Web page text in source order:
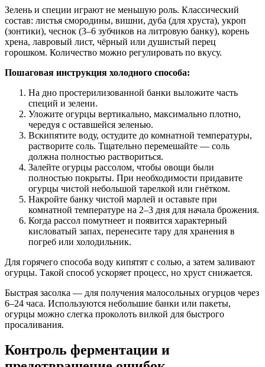
Зелень и специи играют не меньшую роль. Классический
состав: листья смородины, вишни, дуба (для хруста), укроп
(зонтики), чеснок (3–6 зубчиков на литровую банку), корень
хрена, лавровый лист, чёрный или душистый перец
горошком. Количество можно регулировать по вкусу.
Пошаговая инструкция холодного способа:
На дно простерилизованной банки выложите часть
специй и зелени.
Уложите огурцы вертикально, максимально плотно,
чередуя с оставшейся зеленью.
Вскипятите воду, остудите до комнатной температуры,
растворите соль. Тщательно перемешайте — соль
должна полностью раствориться.
Залейте огурцы рассолом, чтобы овощи были
полностью покрыты. При необходимости придавите
огурцы чистой небольшой тарелкой или гнётком.
Накройте банку чистой марлей и оставьте при
комнатной температуре на 2–3 дня для начала брожения.
Когда рассол помутнеет и появится характерный
кисловатый запах, перенесите тару для хранения в
погреб или холодильник.
Для горячего способа воду кипятят с солью, а затем заливают
огурцы. Такой способ ускоряет процесс, но хруст снижается.
Быстрая засолка — для получения малосольных огурцов через
6–24 часа. Используются небольшие банки или пакеты,
огурцы можно слегка проколоть вилкой для быстрого
просаливания.
Контроль ферментации и